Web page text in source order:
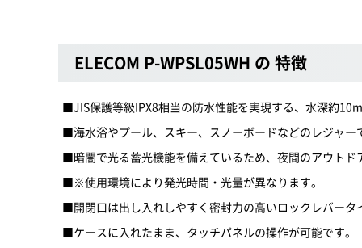
ELECOM P-WPSL05WH の 特徴
■JIS保護等級IPX8相当の防水性能を実現する、水深約
■海水浴やプール、スキー、スノーボードなどのレジャ
■暗闇で光る蓄光機能を備えているため、夜間のアウトド
■※使用環境により発光時間・光量が異なります。
■開閉口は出し入れしやすく密封力の高いロックレバータ
■ケースに入れたまま、タッチパネルの操作が可能です。